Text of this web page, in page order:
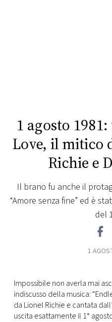
TV
PRINCIPATO
MONACO
1 agosto
Love, il mitico
Richie e
Il brano fu anche il
“Amore senza fine” ed è
del
1
Impossibile non averla mai
indiscusso della musica:
da Lionel Richie e cantata
uscita esattamente il 1°